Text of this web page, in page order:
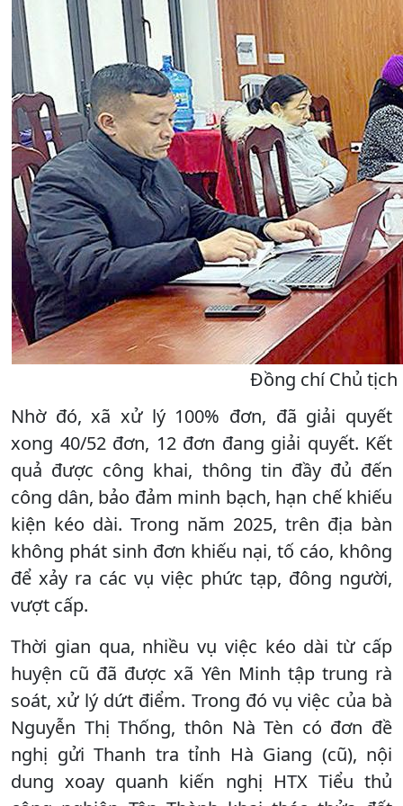
Đồng chí Chủ tịch
Nhờ đó, xã xử lý 100% đơn, đã giải quyết
xong 40/52 đơn, 12 đơn đang giải quyết. Kết
quả được công khai, thông tin đầy đủ đến
công dân, bảo đảm minh bạch, hạn chế khiếu
kiện kéo dài. Trong năm 2025, trên địa bàn
không phát sinh đơn khiếu nại, tố cáo, không
để xảy ra các vụ việc phức tạp, đông người,
vượt cấp.
Thời gian qua, nhiều vụ việc kéo dài từ cấp
huyện cũ đã được xã Yên Minh tập trung rà
soát, xử lý dứt điểm. Trong đó vụ việc của bà
Nguyễn Thị Thống, thôn Nà Tèn có đơn đề
nghị gửi Thanh tra tỉnh Hà Giang (cũ), nội
dung xoay quanh kiến nghị HTX Tiểu thủ